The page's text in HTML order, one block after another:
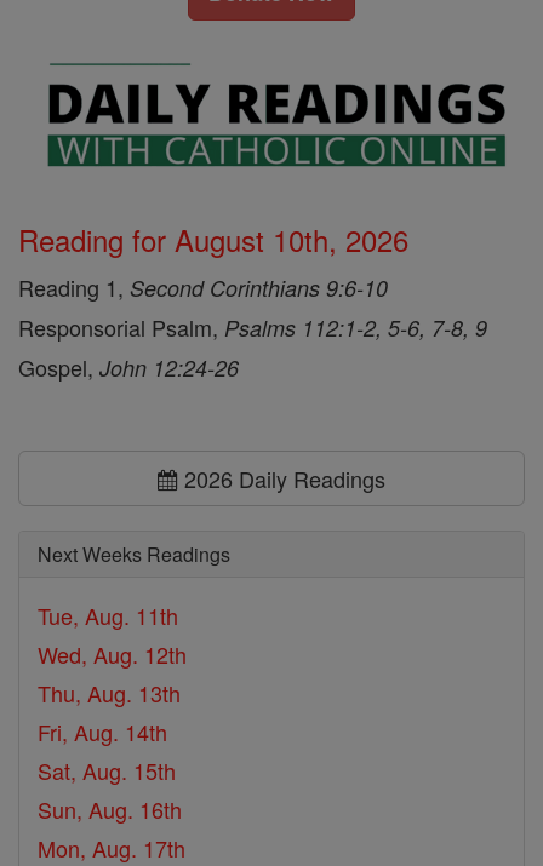
Reading for August 10th, 2026
Reading 1, Second Corinthians 9:6-10
Responsorial Psalm, Psalms 112:1-2, 5-6, 7-8, 9
Gospel, John 12:24-26
2026 Daily Readings
Next Weeks Readings
Tue, Aug. 11th
Wed, Aug. 12th
Thu, Aug. 13th
Fri, Aug. 14th
Sat, Aug. 15th
Sun, Aug. 16th
Mon, Aug. 17th